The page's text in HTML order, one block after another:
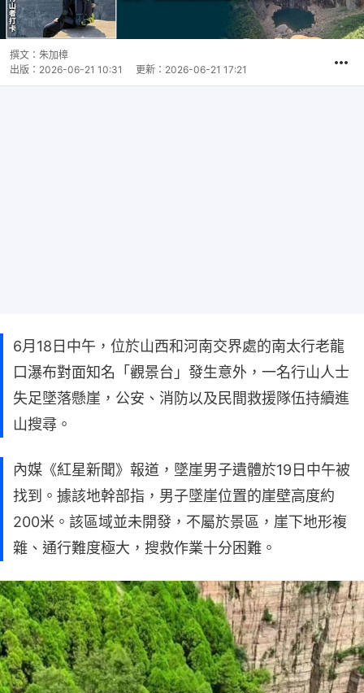
撰文： 朱加樟
出版： 2026-06-21 10:31 更新： 2026-06-21 17:21
6月18日中午，位於山西和河南交界處的南太行老龍
口瀑布對面知名「觀景台」發生意外，一名行山人士
失足墜落懸崖，公安、消防以及民間救援隊伍持續進
山搜尋。
內媒《紅星新聞》報道，墜崖男子遺體於19日中午被
找到。據該地幹部指，男子墜崖位置的崖壁高度約
200米。該區域並未開發，不屬於景區，崖下地形複
雜、通行難度極大，搜救作業十分困難。